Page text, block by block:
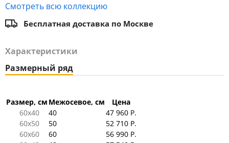
Смотреть всю коллекцию
Бесплатная доставка по Москве
Характеристики
Размерный ряд
Размер, см Межосевое, см
Цена
60x40
40
47 960 Р.
60x50
50
52 710 Р.
60x60
60
56 990 Р.